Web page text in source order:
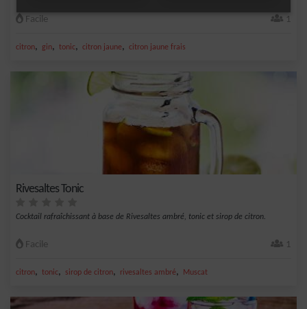
Facile 1
citron, gin, tonic, citron jaune, citron jaune frais
Rivesaltes Tonic
Cocktail rafraîchissant à base de Rivesaltes ambré, tonic et sirop de citron.
Facile 1
citron, tonic, sirop de citron, rivesaltes ambré, Muscat